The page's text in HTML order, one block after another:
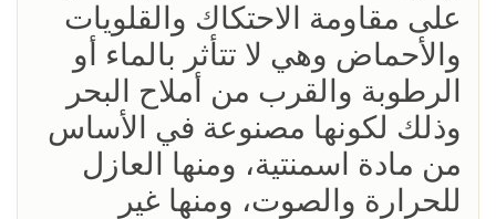
على مقاومة الاحتكاك والقلويات
والأحماض وهي لا تتأثر بالماء أو
الرطوبة والقرب من أملاح البحر
وذلك لكونها مصنوعة في الأساس
من مادة اسمنتية، ومنها العازل
للحرارة والصوت، ومنها غير